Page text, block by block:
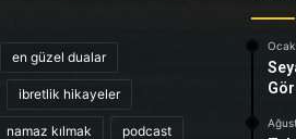
en güzel dualar
ibretlik hikayeler
namaz kılmak podcast